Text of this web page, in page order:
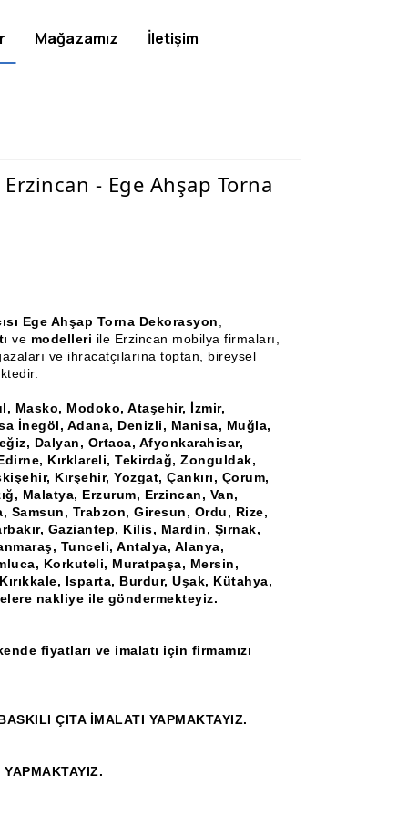
Erzincan - Ege Ahşap Torna
Ege Ahşap Torna Dekorasyon
ve modelleri ile Erzincan mobilya firmaları,
ve ihracatçılarına toptan, bireysel
Masko, Modoko, Ataşehir, İzmir,
İnegöl, Adana, Denizli, Manisa, Muğla,
Dalyan, Ortaca, Afyonkarahisar,
Kırklareli, Tekirdağ, Zonguldak,
Kırşehir, Yozgat, Çankırı, Çorum,
Malatya, Erzurum, Erzincan, Van,
Trabzon, Giresun, Ordu, Rize,
Gaziantep, Kilis, Mardin, Şırnak,
Tunceli, Antalya, Alanya,
Korkuteli, Muratpaşa, Mersin,
Isparta, Burdur, Uşak, Kütahya,
nakliye ile göndermekteyiz.
fiyatları ve imalatı için firmamızı
ÇITA İMALATI YAPMAKTAYIZ.
Mağazamız İletişim